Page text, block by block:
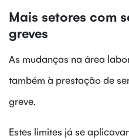
Mais setores com
greves
As mudanças na área
também à prestação de
greve.
Estes limites já se